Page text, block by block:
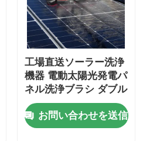
工場直送ソーラー洗浄
機器 電動太陽光発電パ
ネル洗浄ブラシ ダブル
ヘッドソーラーパネル
洗浄ブラシ テレスコピ
ックロッド付き
お問い合わせを送信